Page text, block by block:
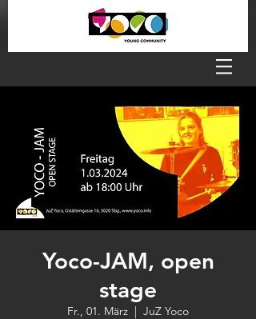
Yoco-JAM, open
stage
Fr., 01. März
  |
JuZ Yoco